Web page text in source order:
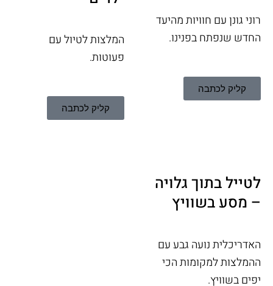
רוני גונן עם חוויות מהיעד
החדש שנפתח בפנינו.
קליק לכתבה
המלצות לטיול עם
פעוטות.
קליק לכתבה
לטייל בתוך גלויה
– מסע בשוויץ
האדריכלית נועה גבע עם
ההמלצות למקומות הכי
יפים בשוויץ.